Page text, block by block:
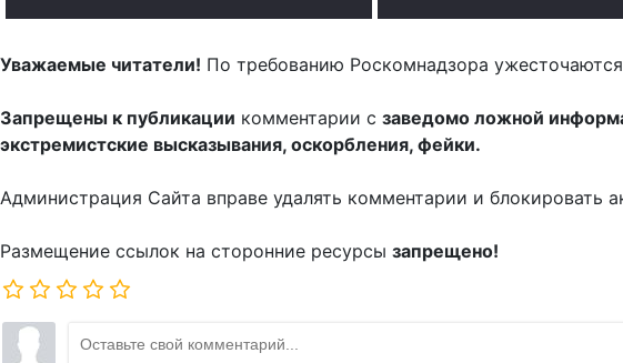
Уважаемые читатели! По требованию Роскомнадзора
Запрещены к публикации комментарии с заведомо ложной
экстремистские высказывания, оскорбления, фейки.
Администрация Сайта вправе удалять комментарии и блокировать
Размещение ссылок на сторонние ресурсы запрещено!